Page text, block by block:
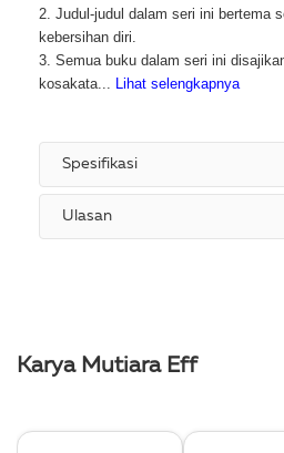
2. Judul-judul dalam seri ini bertema
kebersihan diri.
3. Semua buku dalam seri ini
kosakata... Lihat selengkapnya
Spesifikasi
Ulasan
Karya Mutiara Eff